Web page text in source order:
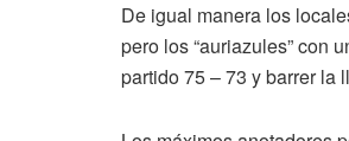
De igual manera los
pero los “auriazules” con
partido 75 – 73 y barrer la